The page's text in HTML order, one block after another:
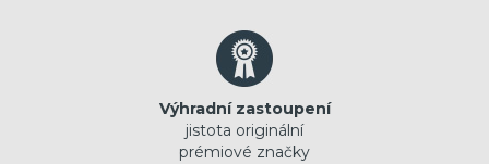
Výhradní zastoupení
jistota originální
prémiové značky